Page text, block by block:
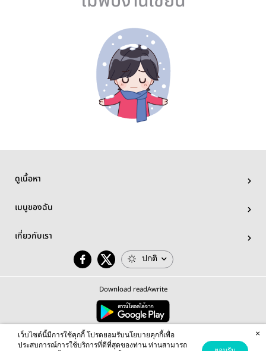
ดูเนื้อหา
เมนูของฉัน
เกี่ยวกับเรา
ปกติ
Download readAwrite
© 2026 readAwrite.com by MEB Corporation Public Company Limited
This site is protected by reCAPTCHA and the Google Privacy Policy Terms of Serviceapply.
เว็บไซต์นี้มีการใช้คุกกี้ โปรดยอมรับนโยบายคุกกี้เพื่อ
ประสบการณ์การใช้บริการที่ดีที่สุดของท่าน ท่านสามารถ
×